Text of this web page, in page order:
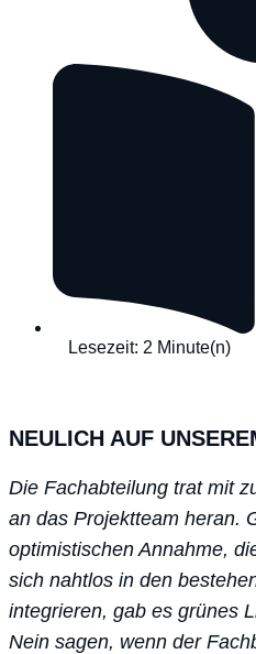
Lesezeit: 2 Minute(n)
NEULICH AUF
Die Fachabteilung trat mit
an das Projektteam heran.
optimistischen Annahme,
sich nahtlos in den
integrieren, gab es grünes
Nein sagen, wenn der